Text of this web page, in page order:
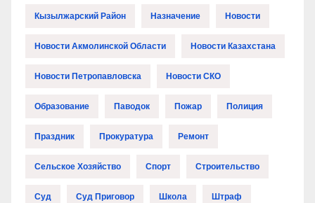
Кызылжарский Район Назначение Новости
Новости Акмолинской Области Новости Казахстана
Новости Петропавловска Новости СКО
Образование Паводок Пожар Полиция
Праздник Прокуратура Ремонт
Сельское Хозяйство Спорт Строительство
Суд Суд Приговор Школа Штраф